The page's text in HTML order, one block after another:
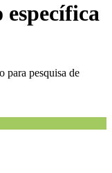
específica
para pesquisa de